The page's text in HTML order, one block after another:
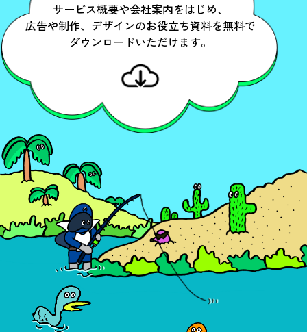
サービス概要や会社案内をはじめ、
広告や制作、デザインのお役立ち資料を無料で
ダウンロードいただけます。